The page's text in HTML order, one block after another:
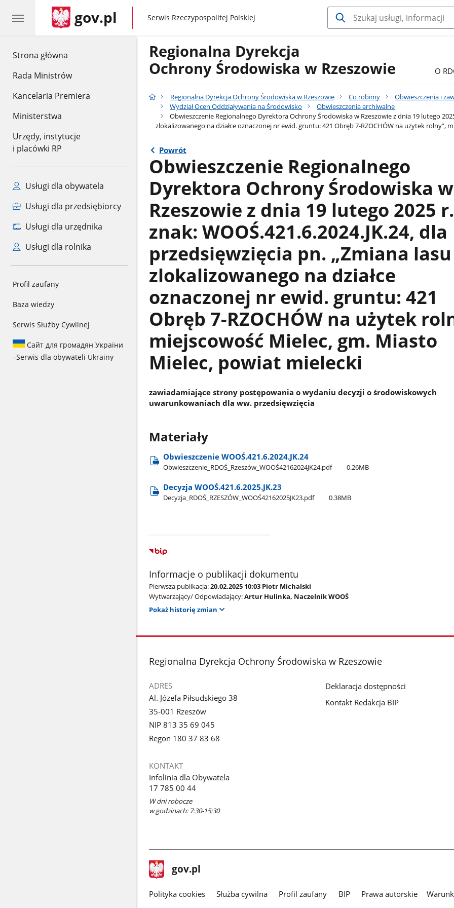
Strona główna
Rada Ministrów
Kancelaria Premiera
Ministerstwa
Urzędy, instytucje
i placówki RP
Usługi dla obywatela
Usługi dla przedsiębiorcy
Usługi dla urzędnika
Usługi dla rolnika
Profil zaufany
Baza wiedzy
Serwis Służby Cywilnej
Сайт для громадян України
–Serwis dla obywateli Ukrainy
gov.pl gov.pl
Serwis Rzeczypospolitej Polskiej
Regionalna Dyrekcja
Ochrony Środowiska w Rzeszowie
O
Regionalna Dyrekcja Ochrony Środowiska w Rzeszowie Co robimy
Obwieszczenia i
Wydział Ocen Oddziaływania na Środowisko
Obwieszczenia archiwalne
Obwieszczenie Regionalnego Dyrektora Ochrony Środowiska w Rzeszowie z dnia 19 lutego
zlokalizowanego na działce oznaczonej nr ewid. gruntu: 421 Obręb 7-RZOCHÓW na użytek rolny”,
Powrót
Obwieszczenie Regionalnego
Dyrektora Ochrony Środowiska w
Rzeszowie z dnia 19 lutego 2025
znak: WOOŚ.421.6.2024.JK.24, dla
przedsięwzięcia pn. „Zmiana lasu
zlokalizowanego na działce
oznaczonej nr ewid. gruntu: 421
Obręb 7-RZOCHÓW na użytek
miejscowość Mielec, gm. Miasto
Mielec, powiat mielecki
zawiadamiające strony postępowania o wydaniu decyzji o środowiskowych
uwarunkowaniach dla ww. przedsięwzięcia
Materiały
Obwieszczenie WOOŚ.421.6.2024.JK.24
Obwieszczenie​_RDOŚ​_Rzeszów​_WOOŚ42162024JK24.pdf 0.26MB
Decyzja WOOŚ.421.6.2025.JK.23
Decyzja​_RDOŚ​_RZESZÓW​_WOOŚ42162025JK23.pdf 0.38MB
Informacje o publikacji dokumentu
Pierwsza publikacja:20.02.2025 10:03 Piotr Michalski
Wytwarzający/ Odpowiadający:Artur Hulinka, Naczelnik WOOŚ
Pokaż historię zmian
stopka
Regionalna Dyrekcja Ochrony Środowiska w Rzeszowie
ADRES
Al. Józefa Piłsudskiego 38
35-001 Rzeszów
NIP 813 35 69 045
Regon 180 37 83 68
KONTAKT
Infolinia dla Obywatela
17 785 00 44
W dni robocze
w godzinach: 7:30-15:30
Deklaracja dostępności
Kontakt Redakcja BIP
stopka
gov.pl Strona
gov.pl
gov.pl
Polityka cookies Służba cywilna Profil zaufany BIP Prawa autorskie